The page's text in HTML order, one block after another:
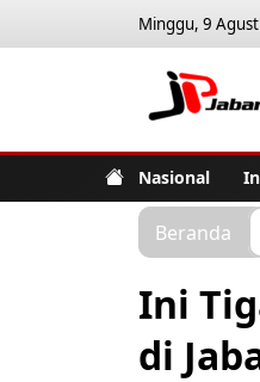
Minggu, 9
Nasional
Beranda
Ini
di